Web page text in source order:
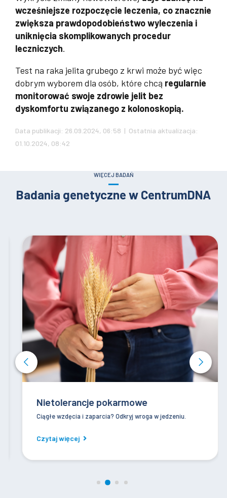
wcześniejsze rozpoczęcie leczenia, co znacznie
zwiększa prawdopodobieństwo wyleczenia i
uniknięcia skomplikowanych procedur
leczniczych.
Test na raka jelita grubego z krwi może być więc
dobrym wyborem dla osób, które chcą regularnie
monitorować swoje zdrowie jelit bez
dyskomfortu związanego z kolonoskopią.
Data publikacji: 26.09.2024, 06:58 | Ostatnia aktualizacja:
01.10.2024, 08:42
WIĘCEJ BADAŃ
Badania genetyczne w CentrumDNA
Nietolerancje pokarmowe
Ciągłe wzdęcia i zaparcia? Odkryj wroga w jedzeniu.
Czytaj więcej